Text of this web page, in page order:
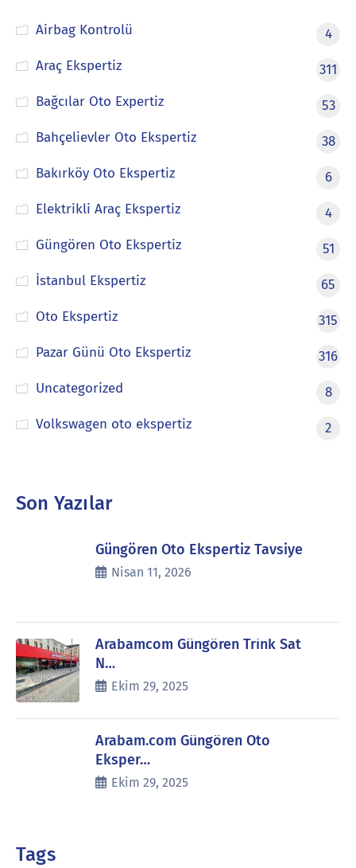
Airbag Kontrolü
4
Araç Ekspertiz
311
Bağcılar Oto Expertiz
53
Bahçelievler Oto Ekspertiz
38
Bakırköy Oto Ekspertiz
6
Elektrikli Araç Ekspertiz
4
Güngören Oto Ekspertiz
51
İstanbul Ekspertiz
65
Oto Ekspertiz
315
Pazar Günü Oto Ekspertiz
316
Uncategorized
8
Volkswagen oto ekspertiz
2
Son Yazılar
Güngören Oto Ekspertiz Tavsiye
Nisan 11, 2026
Arabamcom Güngören Trink Sat
N…
Ekim 29, 2025
Arabam.com Güngören Oto
Eksper…
Ekim 29, 2025
Tags